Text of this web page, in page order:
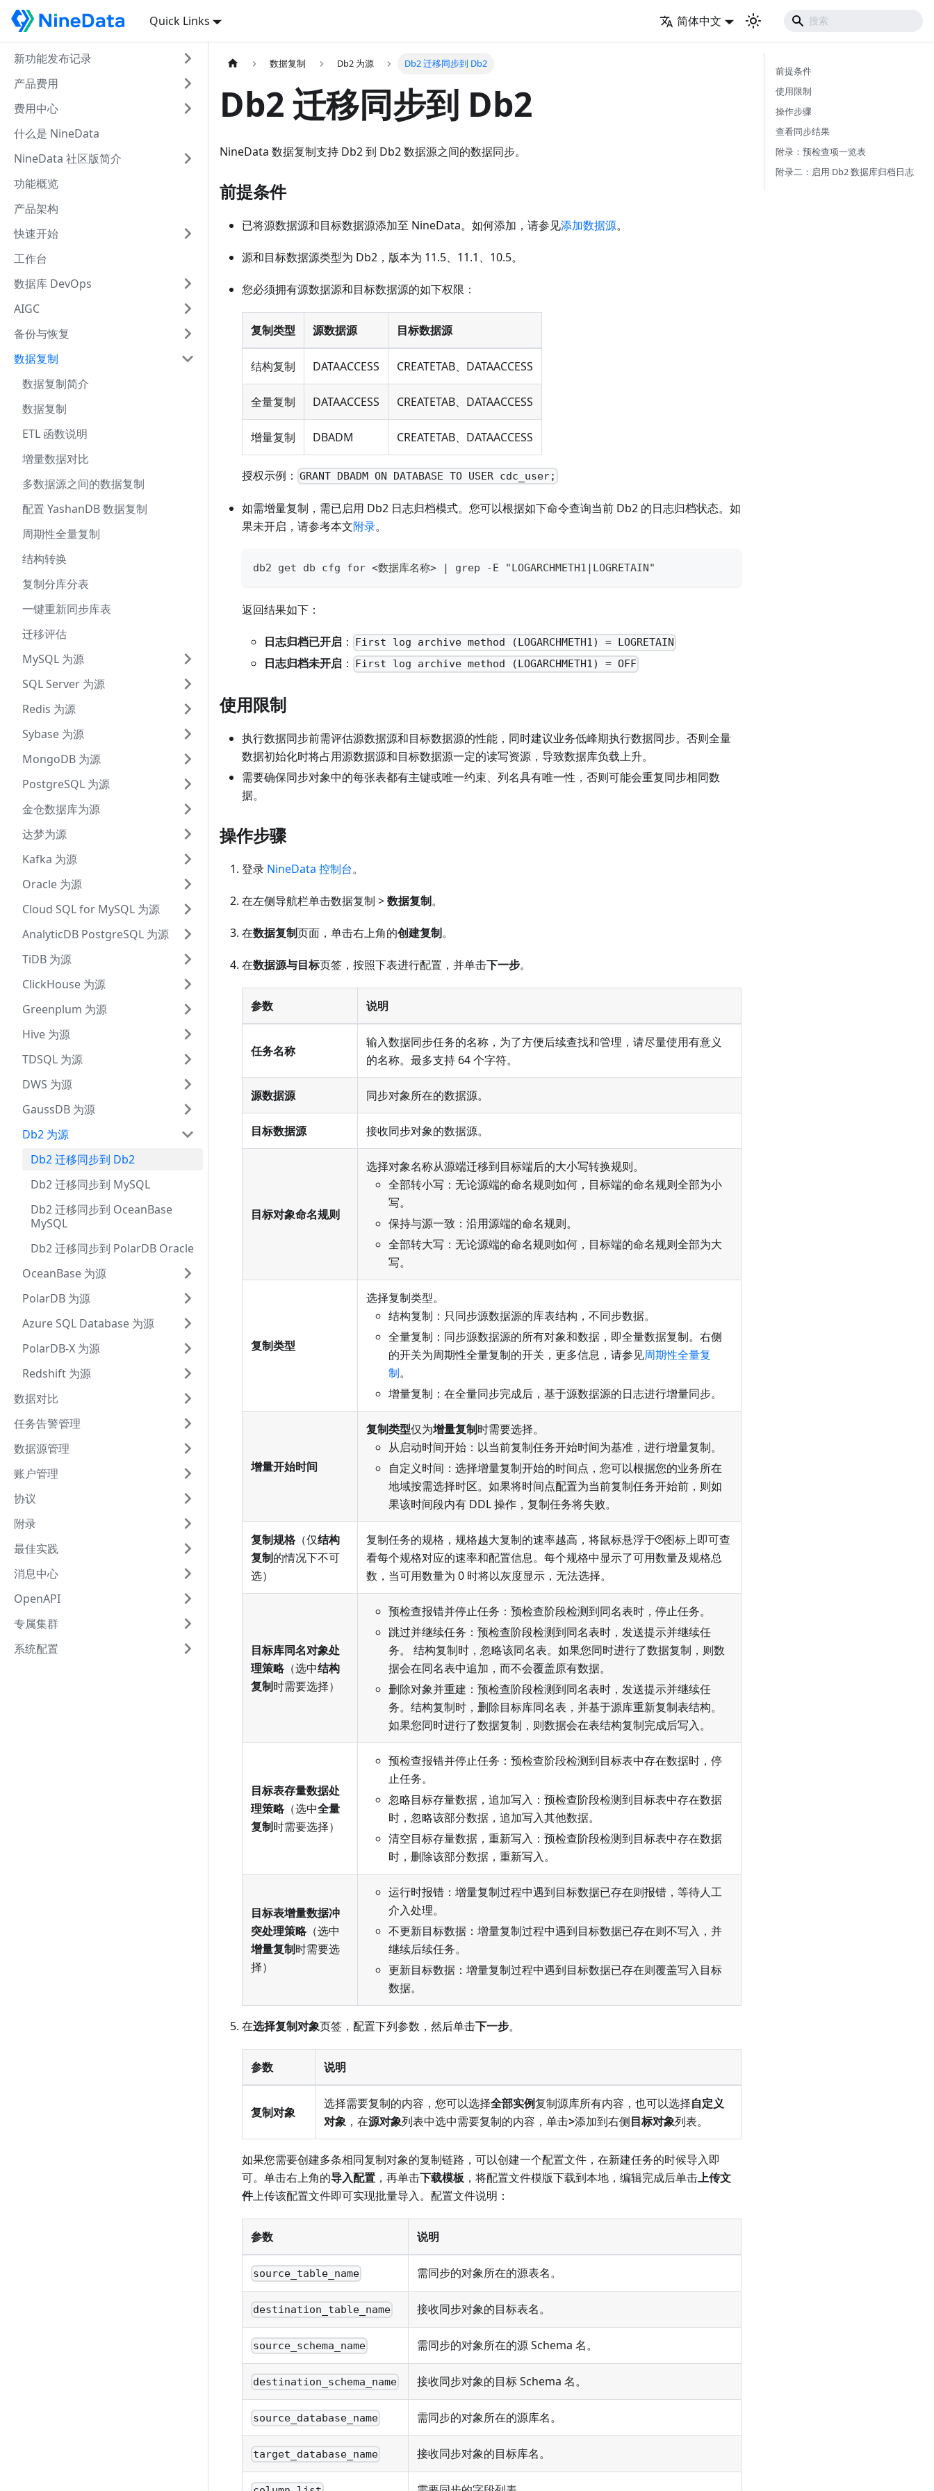
Quick Links 简体中文
新功能发布记录
产品费用
费用中心
什么是 NineData
NineData 社区版简介
功能概览
产品架构
快速开始
工作台
数据库 DevOps
AIGC
备份与恢复
数据复制
数据复制简介
数据复制
ETL 函数说明
增量数据对比
多数据源之间的数据复制
配置 YashanDB 数据复制
周期性全量复制
结构转换
复制分库分表
一键重新同步库表
迁移评估
MySQL 为源
SQL Server 为源
Redis 为源
Sybase 为源
MongoDB 为源
PostgreSQL 为源
金仓数据库为源
达梦为源
Kafka 为源
Oracle 为源
Cloud SQL for MySQL 为源
AnalyticDB PostgreSQL 为源
TiDB 为源
ClickHouse 为源
Greenplum 为源
Hive 为源
TDSQL 为源
DWS 为源
GaussDB 为源
Db2 为源
Db2 迁移同步到 Db2
Db2 迁移同步到 MySQL
Db2 迁移同步到 OceanBase
MySQL
Db2 迁移同步到 PolarDB Oracle
OceanBase 为源
PolarDB 为源
Azure SQL Database 为源
PolarDB-X 为源
Redshift 为源
数据对比
任务告警管理
数据源管理
账户管理
协议
附录
最佳实践
消息中心
OpenAPI
专属集群
系统配置
数据复制 Db2 为源 Db2 迁移同步到 Db2
Db2 迁移同步到 Db2
NineData 数据复制支持 Db2 到 Db2 数据源之间的数据同步。
前提条件
已将源数据源和目标数据源添加至 NineData。如何添加，请参见添加数据源。
源和目标数据源类型为 Db2，版本为 11.5、11.1、10.5。
您必须拥有源数据源和目标数据源的如下权限：
复制类型 源数据源 目标数据源
结构复制 DATAACCESS CREATETAB、DATAACCESS
全量复制 DATAACCESS CREATETAB、DATAACCESS
增量复制 DBADM CREATETAB、DATAACCESS
授权示例： GRANT DBADM ON DATABASE TO USER cdc_user;
如需增量复制，需已启用 Db2 日志归档模式。您可以根据如下命令查询当前 Db2 的日志归档状态。如
果未开启，请参考本文附录。
db2 get db cfg for <数据库名称> | grep -E "LOGARCHMETH1|LOGRETAIN"
返回结果如下：
日志归档已开启 ： First log archive method (LOGARCHMETH1) = LOGRETAIN
日志归档未开启 ： First log archive method (LOGARCHMETH1) = OFF
使用限制
执行数据同步前需评估源数据源和目标数据源的性能，同时建议业务低峰期执行数据同步。否则全量
数据初始化时将占用源数据源和目标数据源一定的读写资源，导致数据库负载上升。
需要确保同步对象中的每张表都有主键或唯一约束、列名具有唯一性，否则可能会重复同步相同数
据。
操作步骤
登录 NineData 控制台。
在左侧导航栏单击数据复制 >数据复制。
在数据复制页面，单击右上角的创建复制。
在数据源与目标页签，按照下表进行配置，并单击下一步。
参数 说明
任务名称
输入数据同步任务的名称，为了方便后续查找和管理，请尽量使用有意义
的名称。最多支持 64 个字符。
源数据源 同步对象所在的数据源。
目标数据源 接收同步对象的数据源。
目标对象命名规则
选择对象名称从源端迁移到目标端后的大小写转换规则。
全部转小写：无论源端的命名规则如何，目标端的命名规则全部为小
写。
保持与源一致：沿用源端的命名规则。
全部转大写：无论源端的命名规则如何，目标端的命名规则全部为大
写。
复制类型
选择复制类型。
结构复制：只同步源数据源的库表结构，不同步数据。
全量复制：同步源数据源的所有对象和数据，即全量数据复制。右侧
的开关为周期性全量复制的开关，更多信息，请参见周期性全量复
制。
增量复制：在全量同步完成后，基于源数据源的日志进行增量同步。
增量开始时间
复制类型仅为增量复制时需要选择。
从启动时间开始：以当前复制任务开始时间为基准，进行增量复制。
自定义时间：选择增量复制开始的时间点，您可以根据您的业务所在
地域按需选择时区。如果将时间点配置为当前复制任务开始前，则如
果该时间段内有 DDL 操作，复制任务将失败。
复制规格（仅结构
复制的情况下不可
选）
复制任务的规格，规格越大复制的速率越高，将鼠标悬浮于 图标上即可查
看每个规格对应的速率和配置信息。每个规格中显示了可用数量及规格总
数，当可用数量为 0 时将以灰度显示，无法选择。
目标库同名对象处
理策略（选中结构
复制时需要选择）
预检查报错并停止任务：预检查阶段检测到同名表时，停止任务。
跳过并继续任务：预检查阶段检测到同名表时，发送提示并继续任
务。 结构复制时，忽略该同名表。如果您同时进行了数据复制，则数
据会在同名表中追加，而不会覆盖原有数据。
删除对象并重建：预检查阶段检测到同名表时，发送提示并继续任
务。结构复制时，删除目标库同名表，并基于源库重新复制表结构。
如果您同时进行了数据复制，则数据会在表结构复制完成后写入。
目标表存量数据处
理策略（选中全量
复制时需要选择）
预检查报错并停止任务：预检查阶段检测到目标表中存在数据时，停
止任务。
忽略目标存量数据，追加写入：预检查阶段检测到目标表中存在数据
时，忽略该部分数据，追加写入其他数据。
清空目标存量数据，重新写入：预检查阶段检测到目标表中存在数据
时，删除该部分数据，重新写入。
目标表增量数据冲
突处理策略（选中
增量复制时需要选
择）
运行时报错：增量复制过程中遇到目标数据已存在则报错，等待人工
介入处理。
不更新目标数据：增量复制过程中遇到目标数据已存在则不写入，并
继续后续任务。
更新目标数据：增量复制过程中遇到目标数据已存在则覆盖写入目标
数据。
在选择复制对象页签，配置下列参数，然后单击下一步。
参数 说明
复制对象
选择需要复制的内容，您可以选择全部实例复制源库所有内容，也可以选择自定义
对象 ，在源对象列表中选中需要复制的内容，单击>添加到右侧目标对象列表。
如果您需要创建多条相同复制对象的复制链路，可以创建一个配置文件，在新建任务的时候导入即
可。单击右上角的导入配置 ，再单击下载模板 ，将配置文件模版下载到本地，编辑完成后单击上传文
件上传该配置文件即可实现批量导入。配置文件说明：
参数 说明
source_table_name 需同步的对象所在的源表名。
destination_table_name 接收同步对象的目标表名。
source_schema_name 需同步的对象所在的源 Schema 名。
destination_schema_name 接收同步对象的目标 Schema 名。
source_database_name 需同步的对象所在的源库名。
target_database_name 接收同步对象的目标库名。
前提条件
使用限制
操作步骤
查看同步结果
附录：预检查项一览表
附录二：启用 Db2 数据库归档日志